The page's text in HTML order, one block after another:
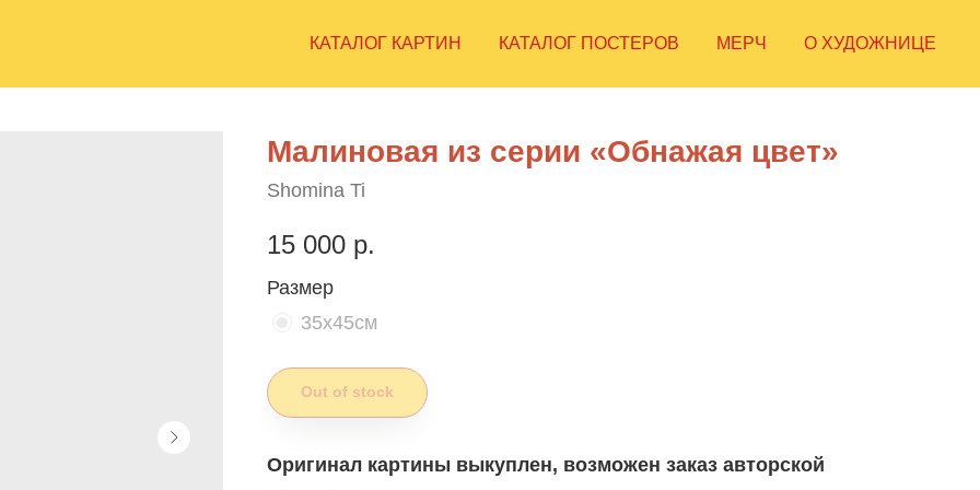
КАТАЛОГ КАРТИН КАТАЛОГ ПОСТЕРОВ МЕРЧ О ХУДОЖНИЦЕ
Малиновая из серии «Обнажая цвет»
Shomina Ti
15 000 р.
Размер
35х45см
Out of stock
Оригинал картины выкуплен, возможен заказ авторской